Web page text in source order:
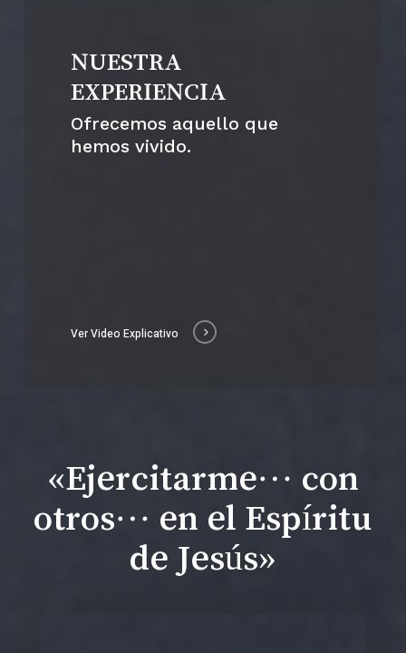
NUESTRA
EXPERIENCIA
Ofrecemos aquello que
hemos vivido.
Ver Video Explicativo
«Ejercitarme… con
otros… en el Espíritu
de Jesús»